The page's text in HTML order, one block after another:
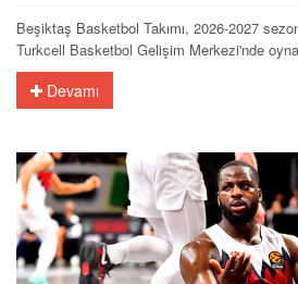
Beşiktaş Basketbol Takımı, 2026-2027
Turkcell Basketbol Gelişim Merkezi'nde
Devamı